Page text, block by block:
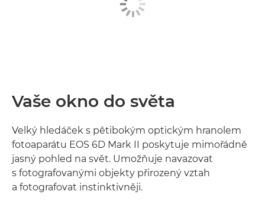
Vaše okno do světa
Velký hledáček s pětibokým optickým hranolem
fotoaparátu EOS 6D Mark II poskytuje mimořádně
jasný pohled na svět. Umožňuje navazovat
s fotografovanými objekty přirozený vztah
a fotografovat instinktivněji.